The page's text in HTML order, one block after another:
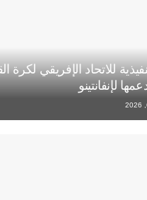
للاتحاد الإفريقي لكرة
لإنفانتينو